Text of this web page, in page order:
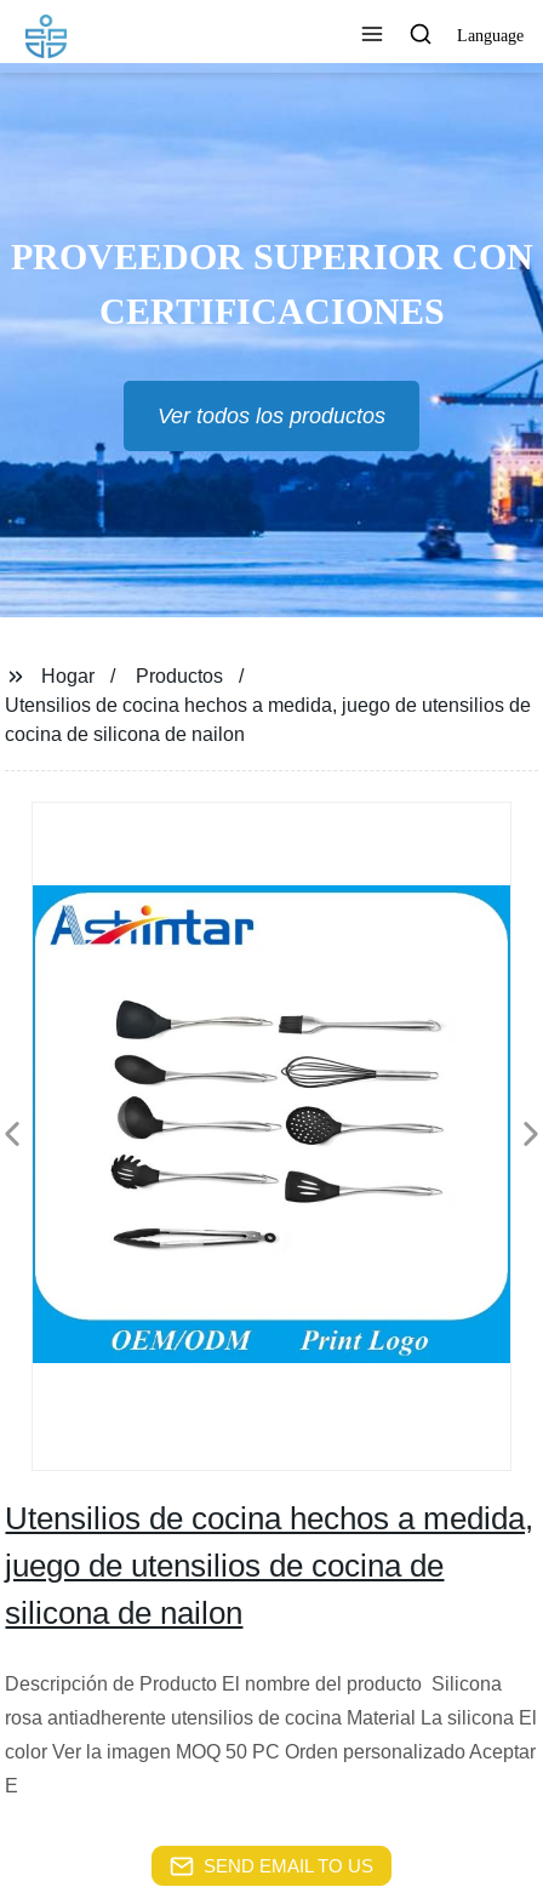
Language
PROVEEDOR SUPERIOR CON
CERTIFICACIONES
Ver todos los productos
Hogar
Productos
Utensilios de cocina hechos a medida, juego de utensilios de
cocina de silicona de nailon
Utensilios de cocina hechos a medida,
juego de utensilios de cocina de
silicona de nailon
Descripción de Producto El nombre del producto Silicona
rosa antiadherente utensilios de cocina Material La silicona El
color Ver la imagen MOQ 50 PC Orden personalizado Aceptar
E
SEND EMAIL TO US